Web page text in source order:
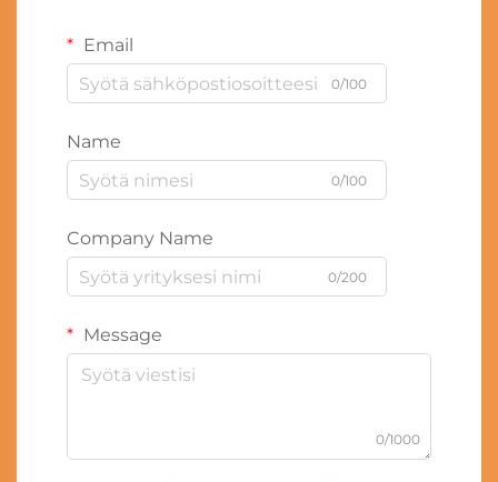
Email
0/100
Name
0/100
Company Name
0/200
Message
0/1000